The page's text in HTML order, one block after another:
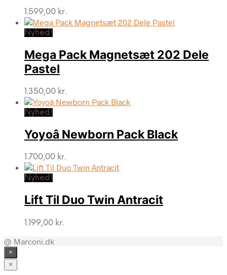
1.599,00 kr.
Nyhed!
Mega Pack Magnetsæt 202 Dele
Pastel
1.350,00 kr.
Nyhed!
Yoyoâ Newborn Pack Black
1.700,00 kr.
Nyhed!
Lift Til Duo Twin Antracit
1.199,00 kr.
@ Marconi.dk
×
×